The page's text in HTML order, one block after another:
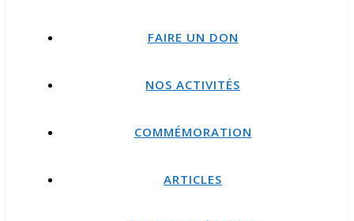
FAIRE UN DON
NOS ACTIVITÉS
COMMÉMORATION
ARTICLES